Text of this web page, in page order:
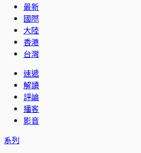
最新
國際
大陸
香港
台灣
速遞
解讀
評論
播客
影音
系列